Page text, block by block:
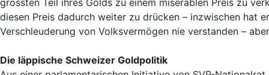
diesen Preis dadurch weiter zu drücken – inzwischen hat
Verschleuderung von Volksvermögen nie verstanden –
Die läppische Schweizer Goldpolitik